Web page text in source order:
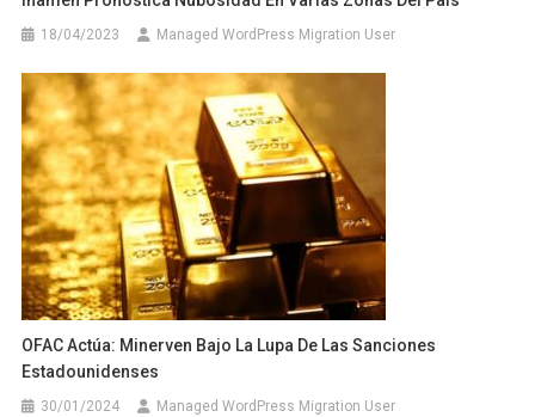
18/04/2023 Managed WordPress Migration User
OFAC Actúa: Minerven Bajo La Lupa De Las Sanciones
Estadounidenses
30/01/2024 Managed WordPress Migration User